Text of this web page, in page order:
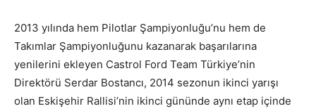
2013 yılında hem Pilotlar Şampiyonluğu’nu hem de
Takımlar Şampiyonluğunu kazanarak başarılarına
yenilerini ekleyen Castrol Ford Team Türkiye’nin
Direktörü Serdar Bostancı, 2014 sezonun ikinci yarışı
olan Eskişehir Rallisi’nin ikinci gününde aynı etap içinde